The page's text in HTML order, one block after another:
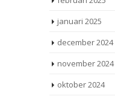
januari 2025
december 2024
november 2024
oktober 2024